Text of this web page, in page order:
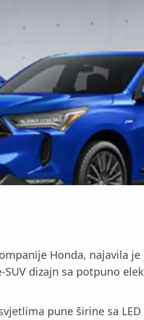
Honda, najavila
dizajn sa potpuno
pune širine sa